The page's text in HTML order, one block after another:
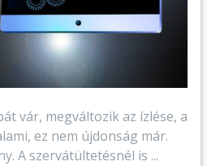
vár, megváltozik az ízlése, a
ez nem újdonság már.
A szervátültetésnél is ...